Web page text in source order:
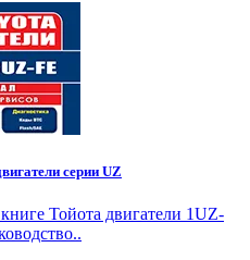
серии UZ
Тойота двигатели 1UZ-